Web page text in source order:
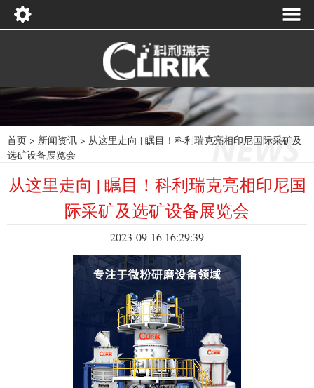
首页 > 新闻资讯 > 从这里走向 | 瞩目！科利瑞克亮相印尼国际采矿及
选矿设备展览会
从这里走向 | 瞩目！科利瑞克亮相印尼国
际采矿及选矿设备展览会
2023-09-16 16:29:39